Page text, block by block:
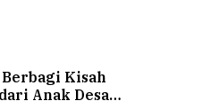
Kisah
Anak Desa